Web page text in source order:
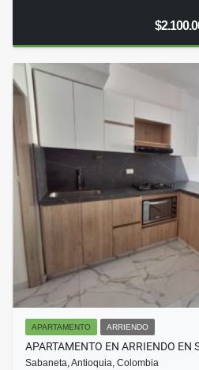
APARTAMENTO ARRIENDO
APARTAMENTO EN ARRIENDO EN
Sabaneta, Antioquia, Colombia